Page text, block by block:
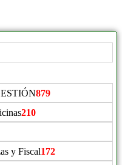
879
210
y Fiscal172